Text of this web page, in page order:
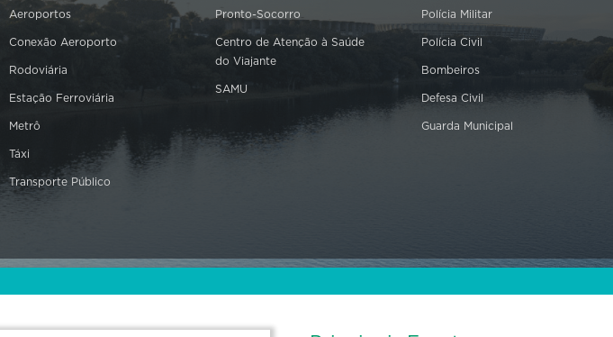
Aeroportos
Conexão Aeroporto
Rodoviária
Estação Ferroviária
Metrô
Táxi
Transporte Público
Pronto-Socorro
Centro de Atenção à Saúde
do Viajante
SAMU
Polícia Militar
Polícia Civil
Bombeiros
Defesa Civil
Guarda Municipal